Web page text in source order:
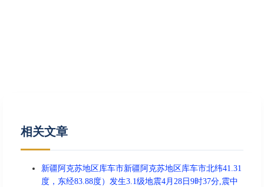
相关文章
新疆阿克苏地区库车市新疆阿克苏地区库车市北纬41.31
度，东经83.88度）发生3.1级地震4月28日9时37分,震中